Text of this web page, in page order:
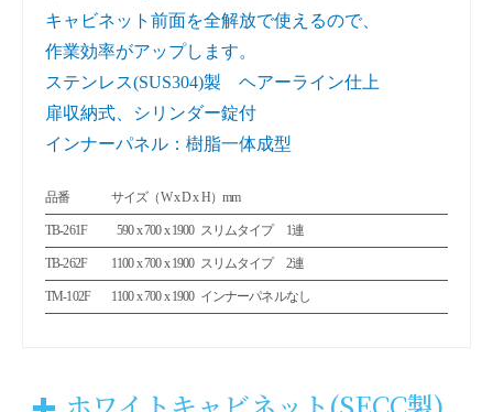
キャビネット前面を全解放で使えるので、
作業効率がアップします。
ステンレス(SUS304)製 ヘアーライン仕上
扉収納式、シリンダー錠付
インナーパネル：樹脂一体成型
品番 サイズ（W x D x H）mm
TB-261F 0590 x 700 x 1900 スリムタイプ 1連
TB-262F 1100 x 700 x 1900 スリムタイプ 2連
TM-102F 1100 x 700 x 1900 インナーパネルなし